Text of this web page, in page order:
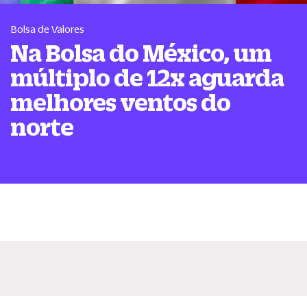
Bolsa de Valores
Na Bolsa do México, um
múltiplo de 12x aguarda
melhores ventos do
norte